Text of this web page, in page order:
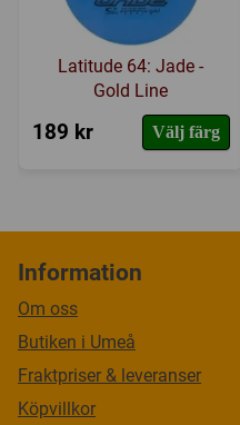
Latitude 64: Jade -
Gold Line
189 kr Välj färg
Information
Om oss
Butiken i Umeå
Fraktpriser & leveranser
Köpvillkor